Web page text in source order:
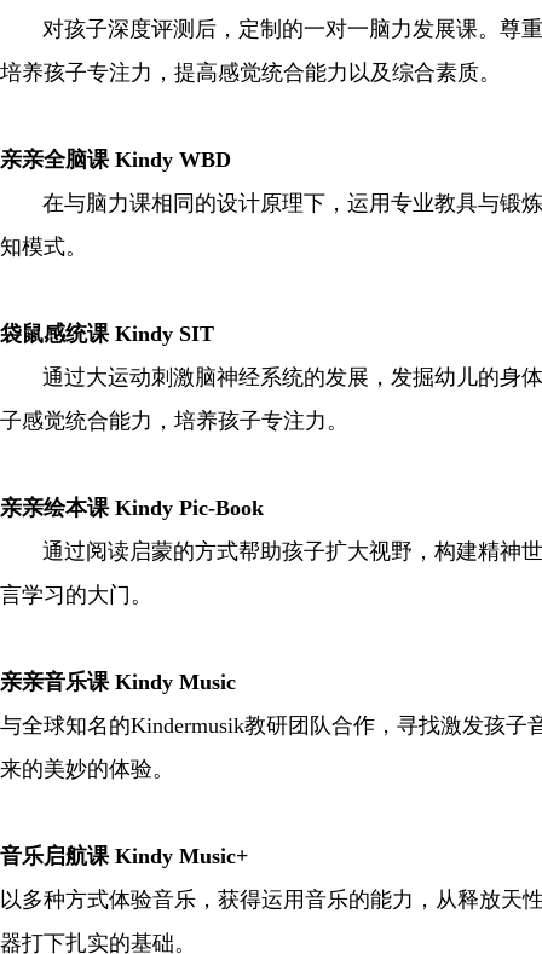
对孩子深度评测后，定制的一对一脑力发展课。尊
培养孩子专注力，提高感觉统合能力以及综合素质。
亲亲全脑课 Kindy WBD
在与脑力课相同的设计原理下，运用专业教具与锻
知模式。
袋鼠感统课 Kindy SIT
通过大运动刺激脑神经系统的发展，发掘幼儿的身
子感觉统合能力，培养孩子专注力。
亲亲绘本课 Kindy Pic-Book
通过阅读启蒙的方式帮助孩子扩大视野，构建精神
言学习的大门。
亲亲音乐课 Kindy Music
与全球知名的Kindermusik教研团队合作，寻找激发孩
来的美妙的体验。
音乐启航课 Kindy Music+
以多种方式体验音乐，获得运用音乐的能力，从释放天
器打下扎实的基础。